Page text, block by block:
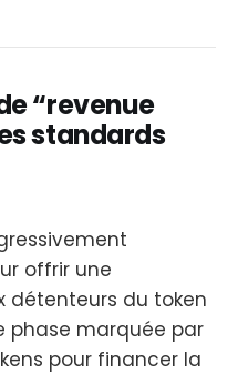
“revenue
standards
offrir une
détenteurs du token
phase marquée par
pour financer la